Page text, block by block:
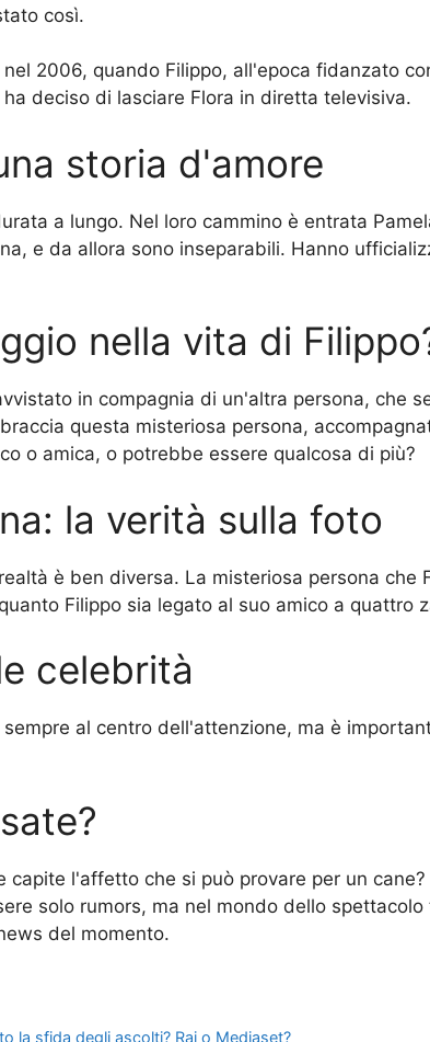
così.
2006, quando Filippo, all'epoca fidanzato
deciso di lasciare Flora in diretta televisiva.
storia d'amore
a lungo. Nel loro cammino è entrata
e da allora sono inseparabili. Hanno
nella vita di
in compagnia di un'altra persona, che
questa misteriosa persona,
o amica, o potrebbe essere qualcosa di più?
la verità sulla foto
è ben diversa. La misteriosa persona
Filippo sia legato al suo amico a quattro
celebrità
al centro dell'attenzione, ma è
capite l'affetto che si può provare per un
solo rumors, ma nel mondo dello
del momento.
la sfida degli ascolti? Rai o Mediaset?